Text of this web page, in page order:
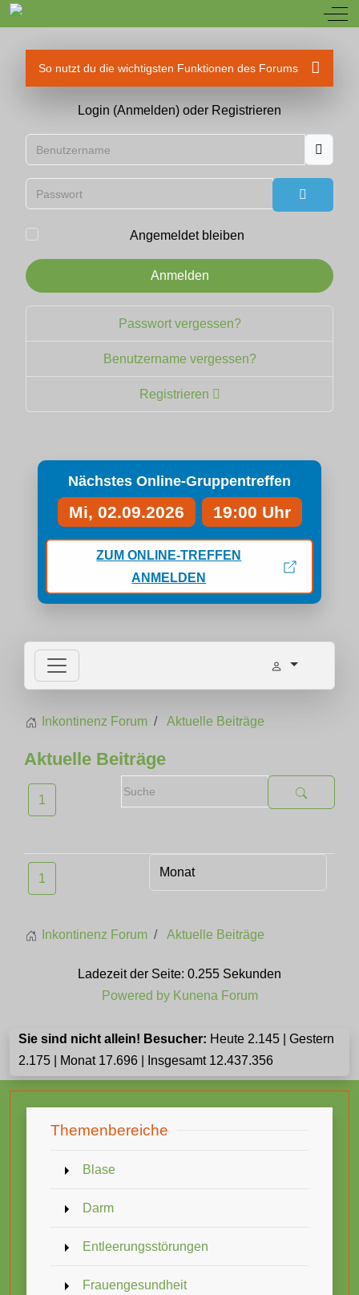
Off-
So nutzt du die wichtigsten Funktionen des Forums
Login (Anmelden) oder Registrieren
Benutzername
Passwort
Passwort
Angemeldet bleiben
Anmelden
Passwort vergessen?
Benutzername vergessen?
Registrieren
Nächstes Online-Gruppentreffen
Mi, 02.09.2026 19:00 Uhr
ZUM ONLINE-TREFFEN
ANMELDEN
Inkontinenz Forum Aktuelle Beiträge
Aktuelle Beiträge
1
1
Inkontinenz Forum Aktuelle Beiträge
Ladezeit der Seite: 0.255 Sekunden
Powered by Kunena Forum
Sie sind nicht allein! Besucher: Heute 2.145 | Gestern
2.175 | Monat 17.696 | Insgesamt 12.437.356
Themenbereiche
Blase
Darm
Entleerungsstörungen
Frauengesundheit